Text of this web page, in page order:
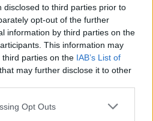
disclosed to third parties prior to
opt-out of the further
information by third parties on the
This information may
parties on the IAB’s List of
that may further disclose it to other
Opt Outs
«Ένιωθα
στο σπίτι»
ΕΙΔΗΣΕΙΣ